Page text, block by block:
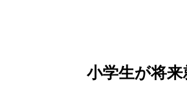
小学生が将